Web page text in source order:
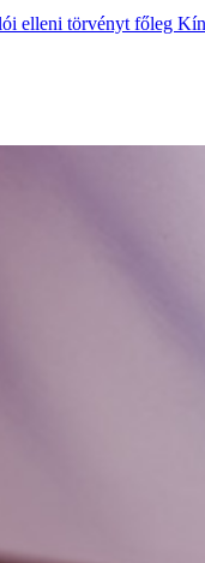
elleni törvényt főleg